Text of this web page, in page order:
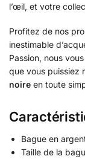
l’œil, et votre
Profitez de nos
inestimable
Passion, nous
que vous puissiez
noire en toute
Bague en
Taille de la